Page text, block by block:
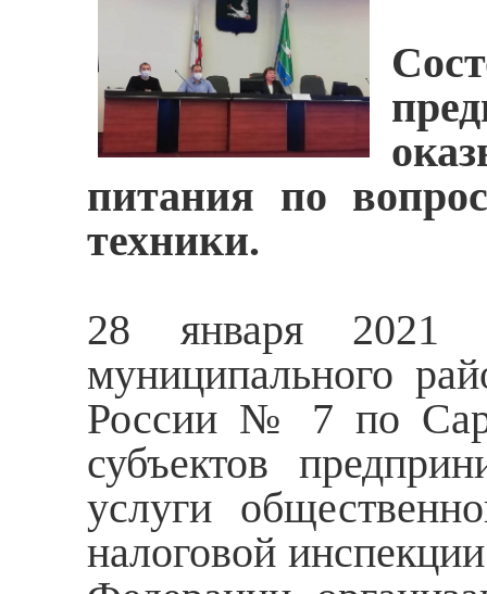
питания по
техники.
28 января 2021
муниципального
России № 7 по
субъектов
услуги
налоговой